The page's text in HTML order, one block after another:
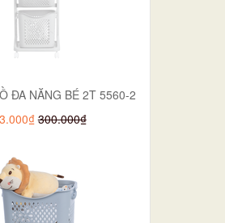
ĐA NĂNG BÉ 2T 5560-2
300.000₫